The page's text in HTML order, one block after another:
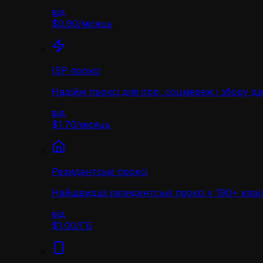
від
$0.90/місяць
ISP проксі
Надійні проксі для ігор, соцмереж і збору
від
$1.70/місяць
Резидентські проксі
Найшвидші резидентські проксі у 190+
від
$1.00/ГБ